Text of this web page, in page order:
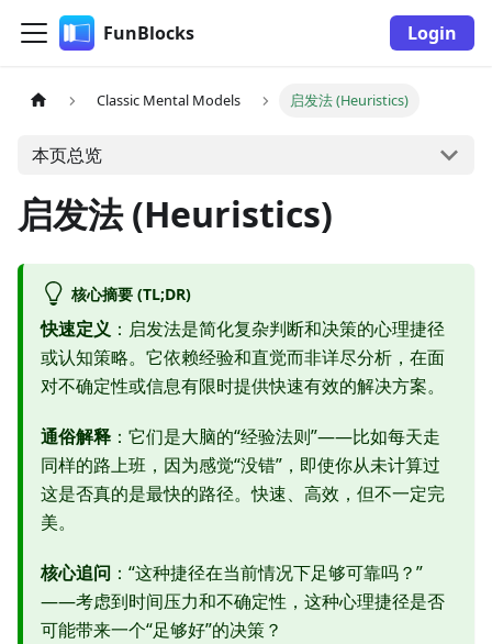
FunBlocks Login
Classic Mental Models 启发法 (Heuristics)
本页总览
启发法 (Heuristics)
核心摘要 (TL;DR)
快速定义 ：启发法是简化复杂判断和决策的心理捷径
或认知策略。它依赖经验和直觉而非详尽分析，在面
对不确定性或信息有限时提供快速有效的解决方案。
通俗解释 ：它们是大脑的“经验法则”——比如每天走
同样的路上班，因为感觉“没错”，即使你从未计算过
这是否真的是最快的路径。快速、高效，但不一定完
美。
核心追问 ：“这种捷径在当前情况下足够可靠吗？”
——考虑到时间压力和不确定性，这种心理捷径是否
可能带来一个“足够好”的决策？